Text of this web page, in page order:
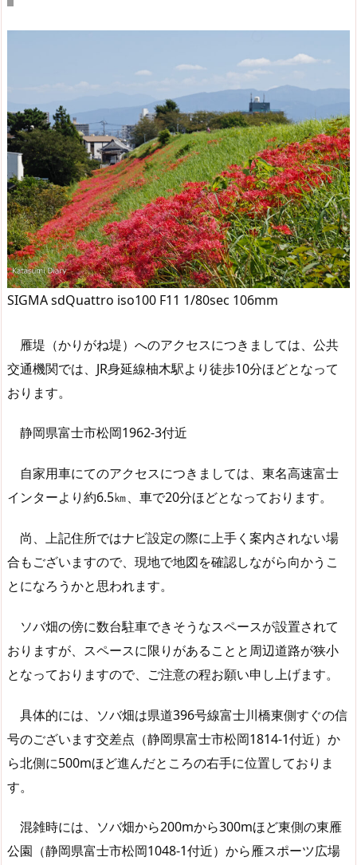
SIGMA sdQuattro iso100 F11 1/80sec 106mm
雁堤（かりがね堤）へのアクセスにつきましては、公共
交通機関では、JR身延線柚木駅より徒歩10分ほどとなって
おります。
静岡県富士市松岡1962-3付近
自家用車にてのアクセスにつきましては、東名高速富士
インターより約6.5㎞、車で20分ほどとなっております。
尚、上記住所ではナビ設定の際に上手く案内されない場
合もございますので、現地で地図を確認しながら向かうこ
とになろうかと思われます。
ソバ畑の傍に数台駐車できそうなスペースが設置されて
おりますが、スペースに限りがあることと周辺道路が狭小
となっておりますので、ご注意の程お願い申し上げます。
具体的には、ソバ畑は県道396号線富士川橋東側すぐの信
号のございます交差点（静岡県富士市松岡1814-1付近）か
ら北側に500mほど進んだところの右手に位置しておりま
す。
混雑時には、ソバ畑から200mから300mほど東側の東雁
公園（静岡県富士市松岡1048-1付近）から雁スポーツ広場